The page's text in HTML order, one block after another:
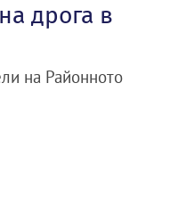
дрога в
на Районното